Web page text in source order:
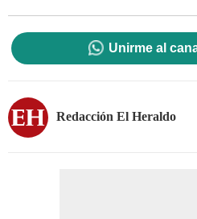
Unirme al
Redacción El Heraldo